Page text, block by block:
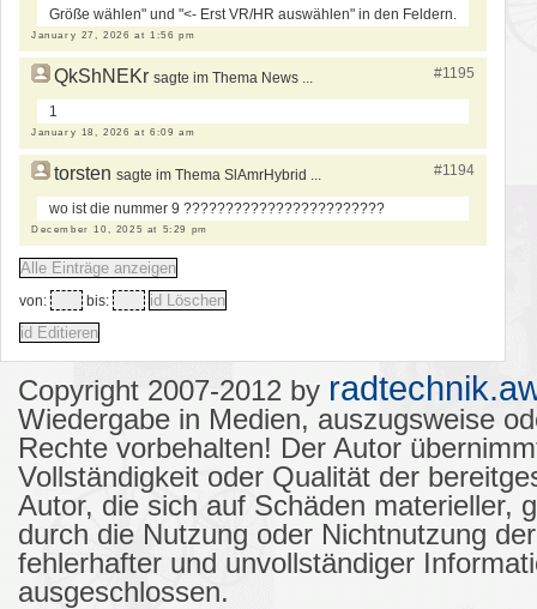
Größe wählen" und "<- Erst VR/HR auswählen" in den Feldern.
January 27, 2026 at 1:56 pm
QkShNEKr sagte im Thema News ... #1195
1
January 18, 2026 at 6:09 am
torsten sagte im Thema SlAmrHybrid ... #1194
wo ist die nummer 9 ????????????????????????
December 10, 2025 at 5:29 pm
von: bis:
Copyright 2007-2012 by
Wiedergabe in Medien, auszugsweise
Rechte vorbehalten! Der Autor
Vollständigkeit oder Qualität der
Autor, die sich auf Schäden materieller,
durch die Nutzung oder Nichtnutzung
fehlerhafter und unvollständiger
ausgeschlossen.